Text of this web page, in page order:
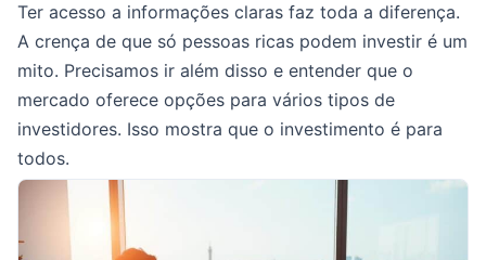
Ter acesso a informações claras faz toda a diferença.
A crença de que só pessoas ricas podem investir é um
mito. Precisamos ir além disso e entender que o
mercado oferece opções para vários tipos de
investidores. Isso mostra que o investimento é para
todos.